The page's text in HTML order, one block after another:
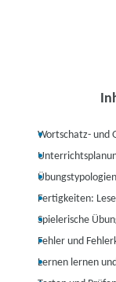
Wortschatz- und
Fertigkeiten:
Spielerische
Fehler und
Lernen lernen